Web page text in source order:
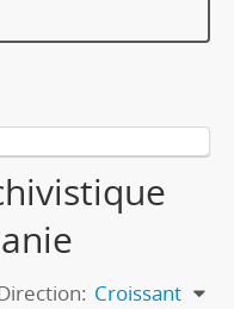
Croissant